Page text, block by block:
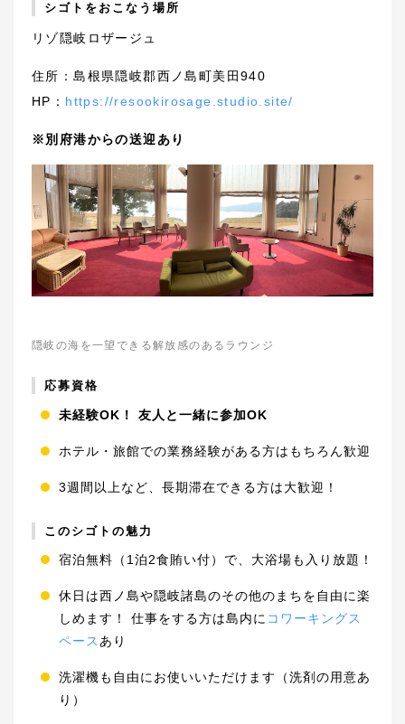
シゴトをおこなう場所
リゾ隠岐ロザージュ
住所：島根県隠岐郡西ノ島町美田940
HP： https://resookirosage.studio.site/
※別府港からの送迎あり
隠岐の海を一望できる解放感のあるラウンジ
応募資格
未経験OK！ 友人と一緒に参加OK
ホテル・旅館での業務経験がある方はもちろん歓迎
3週間以上など、長期滞在できる方は大歓迎！
このシゴトの魅力
宿泊無料（1泊2食賄い付）で、大浴場も入り放題！
休日は西ノ島や隠岐諸島のその他のまちを自由に楽
しめます！ 仕事をする方は島内に コワーキングス
ペース あり
洗濯機も自由にお使いいただけます（洗剤の用意あ
り）